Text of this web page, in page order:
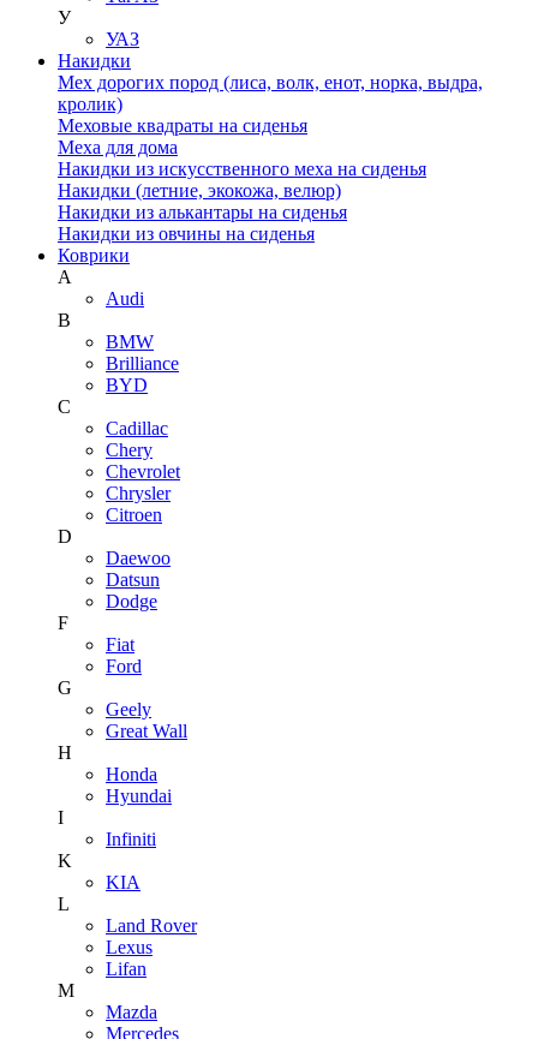
У
УАЗ
Накидки
Мех дорогих пород (лиса, волк, енот, норка, выдра,
кролик)
Меховые квадраты на сиденья
Меха для дома
Накидки из искусственного меха на сиденья
Накидки (летние, экокожа, велюр)
Накидки из алькантары на сиденья
Накидки из овчины на сиденья
Коврики
A
Audi
B
BMW
Brilliance
BYD
C
Cadillac
Chery
Chevrolet
Chrysler
Citroen
D
Daewoo
Datsun
Dodge
F
Fiat
Ford
G
Geely
Great Wall
H
Honda
Hyundai
I
Infiniti
K
KIA
L
Land Rover
Lexus
Lifan
M
Mazda
Mercedes